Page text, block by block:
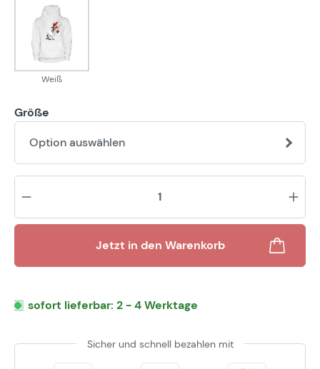
Weiß
Weiß
Größe
Option auswählen
Jetzt in den Warenkorb
sofort lieferbar: 2 - 4 Werktage
Sicher und schnell bezahlen mit